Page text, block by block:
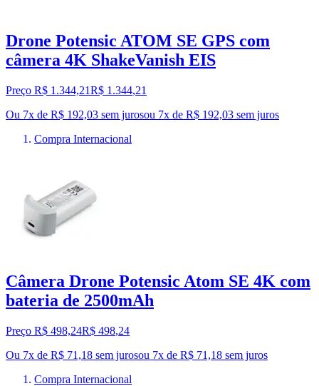
Drone Potensic ATOM SE GPS com
câmera 4K ShakeVanish EIS
Preço R$ 1.344,21R$ 1.344,21
Ou 7x de R$ 192,03 sem jurosou 7x de R$ 192,03 sem juros
Compra Internacional
Câmera Drone Potensic Atom SE 4K com
bateria de 2500mAh
Preço R$ 498,24R$ 498,24
Ou 7x de R$ 71,18 sem jurosou 7x de R$ 71,18 sem juros
Compra Internacional